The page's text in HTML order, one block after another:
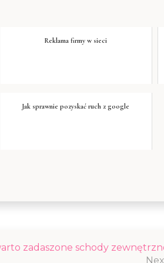
Reklama firmy w sieci
Jak sprawnie pozyskać ruch z google
zadaszone schody